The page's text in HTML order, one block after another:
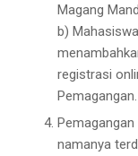
Magang
b)
registrasi
Pemagangan.
Pemagangan
namanya